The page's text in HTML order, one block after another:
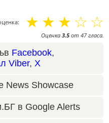
☆
☆
☆
☆
☆
Оценка 3.5 от 47 гласа.
Facebook,
Viber, X
News Showcase
в Google Alerts